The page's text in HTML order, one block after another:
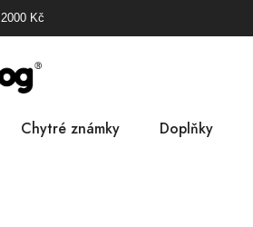
2000Kč
Chytré známky Doplňky